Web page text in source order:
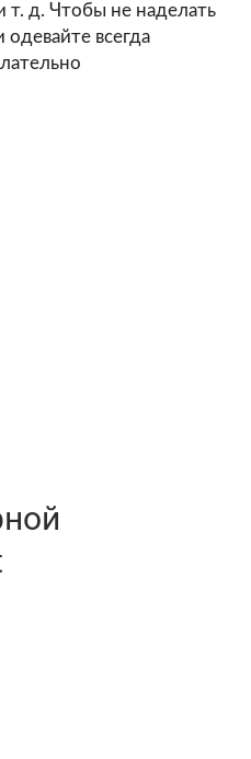
д. Чтобы не наделать
всегда